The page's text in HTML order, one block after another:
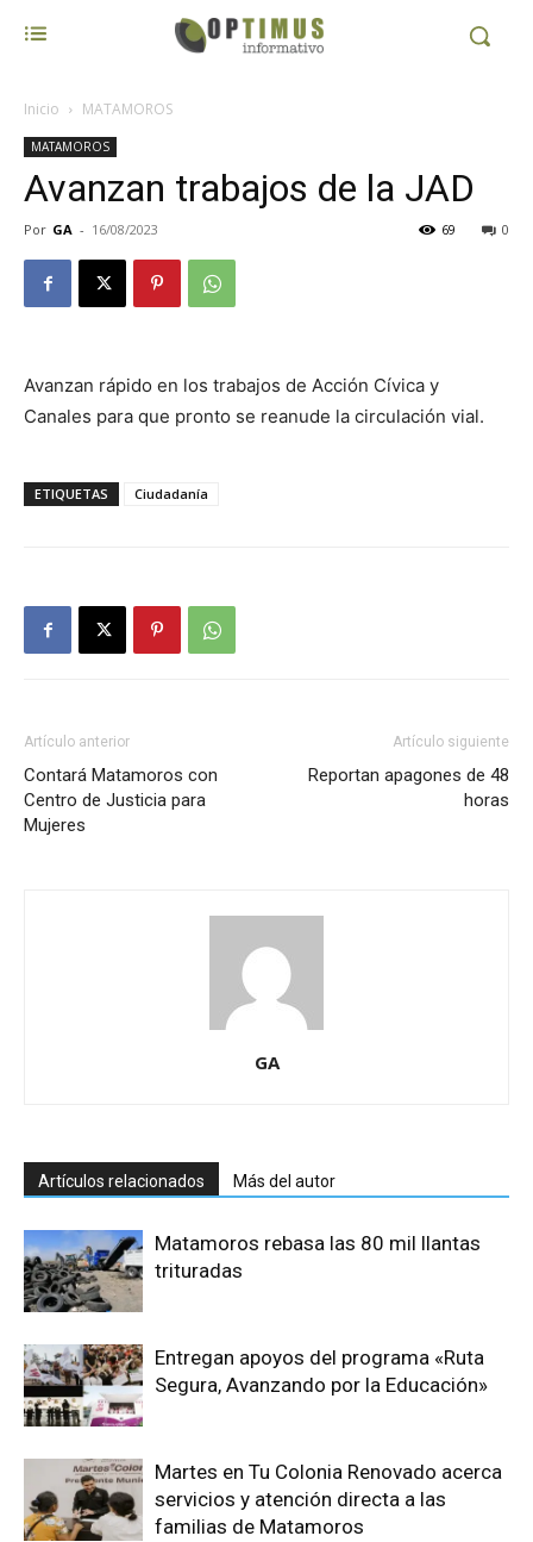
Inicio MATAMOROS
MATAMOROS
Avanzan trabajos de la JAD
Por GA - 16/08/2023 0
69
Avanzan rápido en los trabajos de Acción Cívica y
Canales para que pronto se reanude la circulación vial.
ETIQUETAS Ciudadanía
Artículo anterior
Contará Matamoros con
Centro de Justicia para
Mujeres
Artículo siguiente
Reportan apagones de 48
horas
GA
Artículos relacionados Más del autor
Matamoros rebasa las 80 mil llantas
trituradas
Entregan apoyos del programa «Ruta
Segura, Avanzando por la Educación»
Martes en Tu Colonia Renovado acerca
servicios y atención directa a las
familias de Matamoros